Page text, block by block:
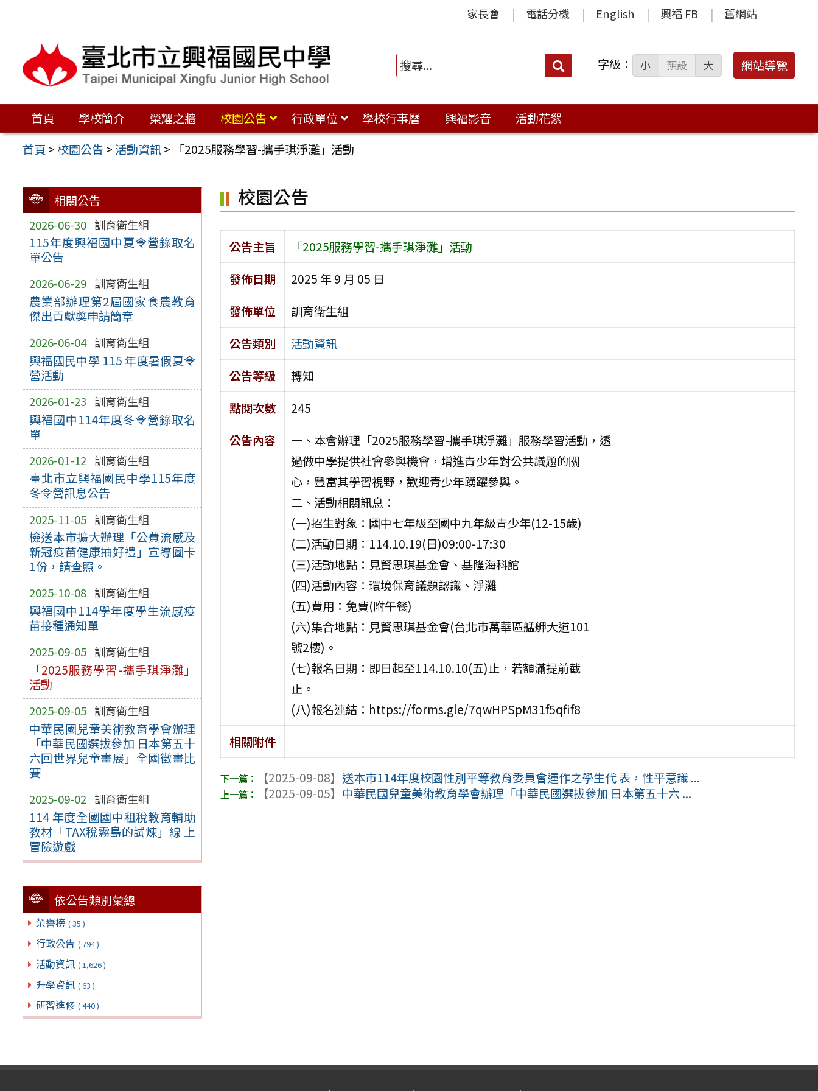
區
家長會 電話分機 English 興福 FB 舊網站
搜
字級： 小 預設 大 網站導覽
首頁 學校簡介 榮耀之牆 校園公告 行政單位 學校行事曆 興福影音
活動花絮
首頁 >校園公告 > 活動資訊> 「2025服務學習-攜手琪淨灘」活動
相關公告
2026-06-30 訓育衛生組
115年度興福國中夏令營錄取名
單公告
2026-06-29 訓育衛生組
農業部辦理第2屆國家食農教育
傑出貢獻獎申請簡章
2026-06-04 訓育衛生組
興福國民中學 115 年度暑假夏令
營活動
2026-01-23 訓育衛生組
興福國中114年度冬令營錄取名
單
2026-01-12 訓育衛生組
臺北市立興福國民中學115年度
冬令營訊息公告
2025-11-05 訓育衛生組
檢送本市擴大辦理「公費流感及
新冠疫苗健康抽好禮」宣導圖卡
1份，請查照。
2025-10-08 訓育衛生組
興福國中114學年度學生流感疫
苗接種通知單
2025-09-05 訓育衛生組
「2025服務學習-攜手琪淨灘」
活動
2025-09-05 訓育衛生組
中華民國兒童美術教育學會辦理
「中華民國選拔參加 日本第五十
六回世界兒童畫展」全國徵畫比
賽
2025-09-02 訓育衛生組
114 年度全國國中租稅教育輔助
教材「TAX稅霧島的試煉」線 上
冒險遊戲
依公告類別彙總
榮譽榜 ( 35 )
行政公告 ( 794 )
活動資訊 ( 1,626 )
升學資訊 ( 63 )
研習進修 ( 440 )
校園公告
公告主旨
「2025服務學習-攜手琪淨灘」活動
發佈日期
2025 年 9 月 05 日
發佈單位
訓育衛生組
公告類別
活動資訊
公告等級
轉知
點閱次數
245
公告內容
一、本會辦理「2025服務學習-攜手琪淨灘」服務學習活動，透
過做中學提供社會參與機會，增進青少年對公共議題的關
心，豐富其學習視野，歡迎青少年踴躍參與。
二、活動相關訊息：
(一)招生對象：國中七年級至國中九年級青少年(12-15歲)
(二)活動日期：114.10.19(日)09:00-17:30
(三)活動地點：見賢思琪基金會、基隆海科館
(四)活動內容：環境保育議題認識、淨灘
(五)費用：免費(附午餐)
(六)集合地點：見賢思琪基金會(台北市萬華區艋舺大道101
號2樓)。
(七)報名日期：即日起至114.10.10(五)止，若額滿提前截
止。
(八)報名連結：https://forms.gle/7qwHPSpM31f5qfif8
相關附件
【2025-09-08】送本市114年度校園性別平等教育委員會運作之學生代 表，性平意識 ...
【2025-09-05】 中華民國兒童美術教育學會辦理「中華民國選拔參加 日本第五十六 ...